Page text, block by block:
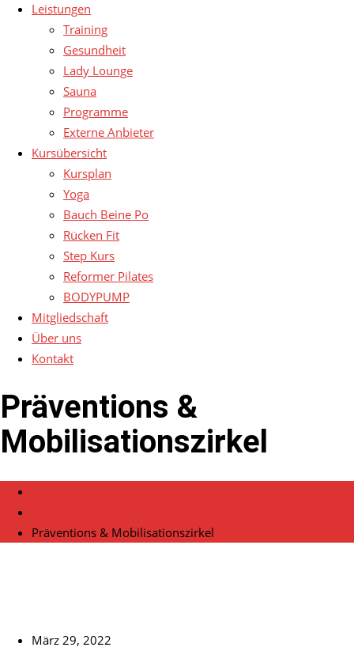
Leistungen
Training
Gesundheit
Lady Lounge
Sauna
Programme
Externe Anbieter
Kursübersicht
Kursplan
Yoga
Bauch Beine Po
Rücken Fit
Step Kurs
Reformer Pilates
BODYPUMP
Mitgliedschaft
Über uns
Kontakt
Präventions &
Mobilisationszirkel
Präventions & Mobilisationszirkel
März 29, 2022